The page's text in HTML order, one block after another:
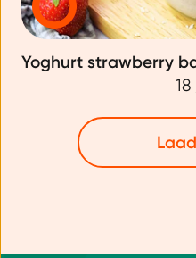
Yoghurt strawberry
18